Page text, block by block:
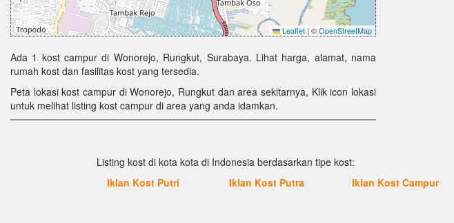
Leaflet | ©OpenStreetMap
Ada 1 kost campur di Wonorejo, Rungkut, Surabaya. Lihat harga, alamat, nama
rumah kost dan fasilitas kost yang tersedia.
Peta lokasi kost campur di Wonorejo, Rungkut dan area sekitarnya, Klik icon lokasi
untuk melihat listing kost campur di area yang anda idamkan.
Listing kost di kota kota di Indonesia berdasarkan tipe kost:
Iklan Kost Putri
Iklan Kost Putra Iklan Kost Campur